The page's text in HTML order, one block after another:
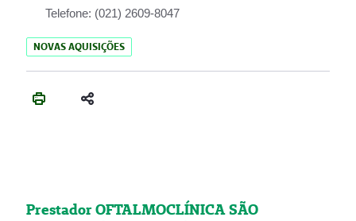
Telefone: (021) 2609-8047
NOVAS AQUISIÇÕES
Prestador OFTALMOCLÍNICA SÃO